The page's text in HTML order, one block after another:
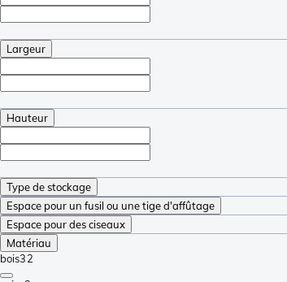
Largeur
Hauteur
Type de stockage
Espace pour un fusil ou une tige d'affûtage
Espace pour des ciseaux
Matériau
bois32